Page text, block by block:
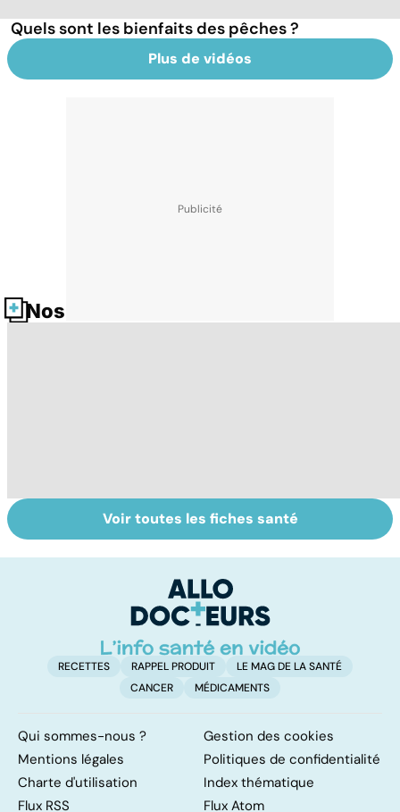
Quels sont les bienfaits des pêches ?
Plus de vidéos
Nos fiches santé
Violences
sexuelles :
Le magnésium,
un oligo-élément
Voir toutes les fiches santé
RECETTES RAPPEL PRODUIT
LE MAG DE LA SANTÉ
CANCER
MÉDICAMENTS
Qui sommes-nous ?
Gestion des cookies
Mentions légales
Politiques de confidentialité
Charte d'utilisation
Index thématique
Flux RSS
Flux Atom